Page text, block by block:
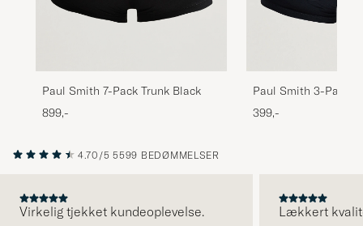
Paul Smith 7-Pack Trunk Black
899,-
Paul Smith 3-Pack
399,-
4.70/5 5599 BEDØMMELSER
Virkelig tjekket kundeoplevelse. Lækkert